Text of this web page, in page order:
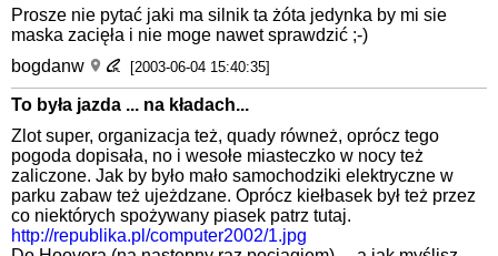
Prosze nie pytać jaki ma silnik ta żóta jedynka by mi sie
maska zacięła i nie moge nawet sprawdzić ;-)
bogdanw
[2003-06-04 15:40:35]
To była jazda ... na kładach...
Zlot super, organizacja też, quady równeż, oprócz tego
pogoda dopisała, no i wesołe miasteczko w nocy też
zaliczone. Jak by było mało samochodziki elektryczne w
parku zabaw też ujeżdzane. Oprócz kiełbasek był też przez
co niektórych spożywany piasek patrz tutaj.
http://republika.pl/computer2002/1.jpg